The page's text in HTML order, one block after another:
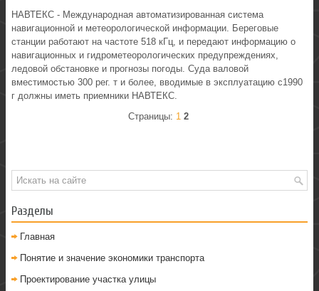
НАВТЕКС - Международная автоматизированная система
навигационной и метеорологической информации. Береговые
станции работают на частоте 518 кГц, и передают информацию о
навигационных и гидрометеорологических предупреждениях,
ледовой обстановке и прогнозы погоды. Суда валовой
вместимостью 300 рег. т и более, вводимые в эксплуатацию с1990
г должны иметь приемники НАВТЕКС.
Страницы: 1 2
Разделы
Главная
Понятие и значение экономики транспорта
Проектирование участка улицы